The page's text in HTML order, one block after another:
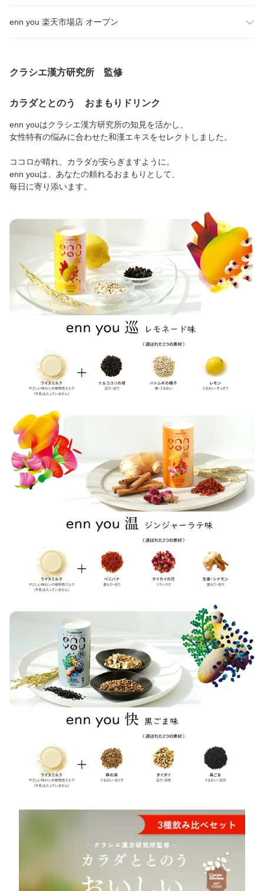
enn you 楽天市場店 オープン
クラシエ漢方研究所 監修
カラダととのう おまもりドリンク
enn youはクラシエ漢方研究所の知見を活かし、
女性特有の悩みに合わせた和漢エキスをセレクトしました。
ココロが晴れ、カラダが安らぎますように。
enn youは、あなたの頼れるおまもりとして、
毎日に寄り添います。